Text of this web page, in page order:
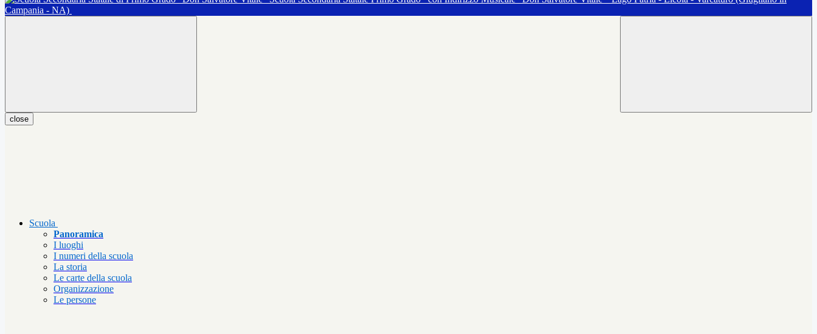
Campania - NA)
close
Scuola
Panoramica
I luoghi
I numeri della scuola
La storia
Le carte della scuola
Organizzazione
Le persone